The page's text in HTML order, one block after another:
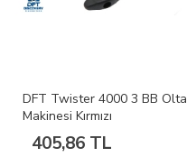
DFT Twister 4000 3 BB Olta
Makinesi Kırmızı
405,86 TL